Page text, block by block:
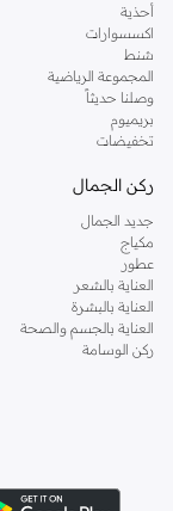
أحذية
اكسسوارات
شنط
المجموعة الرياضية
وصلنا حديثاً
بريميوم
تخفيضات
ركن الجمال
جديد الجمال
مكياج
عطور
العناية بالشعر
العناية بالبشرة
العناية بالجسم والصحة
ركن الوسامة